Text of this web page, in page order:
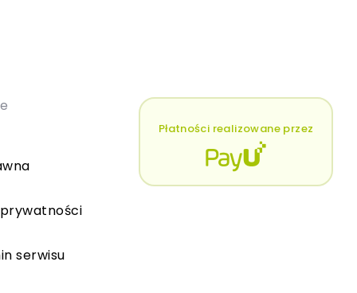
serwisu
Płatności realizowane przez